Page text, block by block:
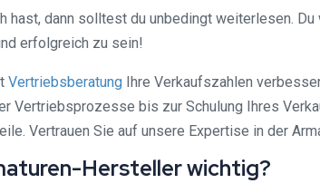
dann solltest du unbedingt weiterlesen.
erfolgreich zu sein!
Vertriebsberatung Ihre Verkaufszahlen
Vertriebsprozesse bis zur Schulung Ihres
Vertrauen Sie auf unsere Expertise in der
Hersteller wichtig?